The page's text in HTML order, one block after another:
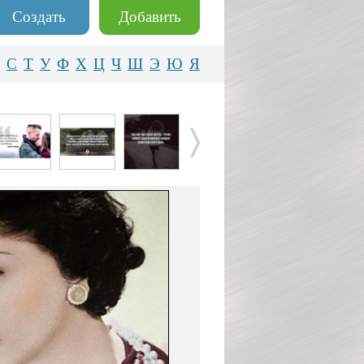
Добавить
Создать
С Т У Ф Х Ц Ч Ш Э Ю Я